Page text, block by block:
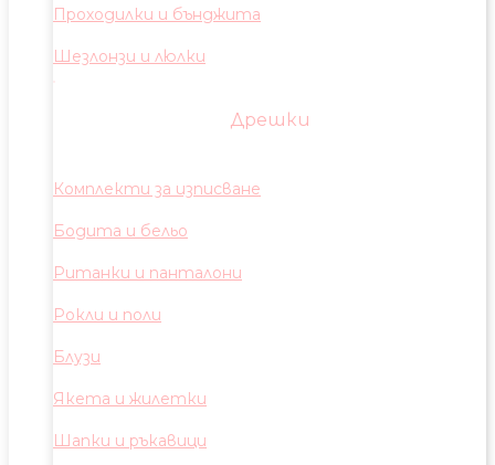
Проходилки и бънджита
Шезлонзи и люлки
Дрешки
Комплекти за изписване
Бодита и бельо
Ританки и панталони
Рокли и поли
Блузи
Якета и жилетки
Шапки и ръкавици